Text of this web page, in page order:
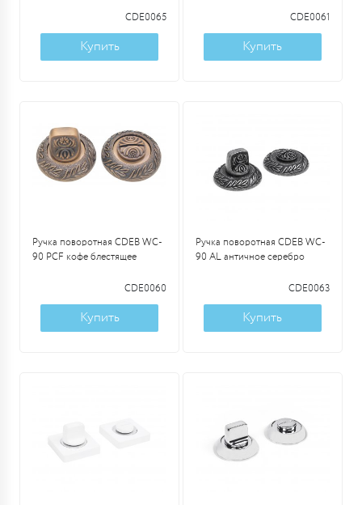
CDE0065
Купить
CDE0061
Купить
Ручка поворотная CDEB WC-
90 PCF кофе блестящее
CDE0060
Купить
Ручка поворотная CDEB WC-
90 AL античное серебро
CDE0063
Купить